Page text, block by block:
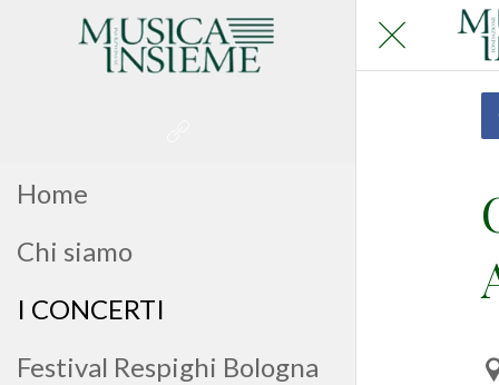
Home
Chi siamo
I CONCERTI
Festival Respighi Bologna